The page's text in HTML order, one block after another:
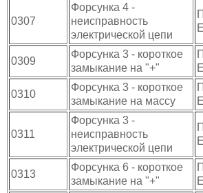
0307
Форсунка 4 -
неисправность
электрической цепи
0309
Форсунка 3 - короткое
замыкание на "+"
0310
Форсунка 3 - короткое
замыкание на массу
0311
Форсунка 3 -
неисправность
электрической цепи
0313
Форсунка 6 - короткое
замыкание на "+"